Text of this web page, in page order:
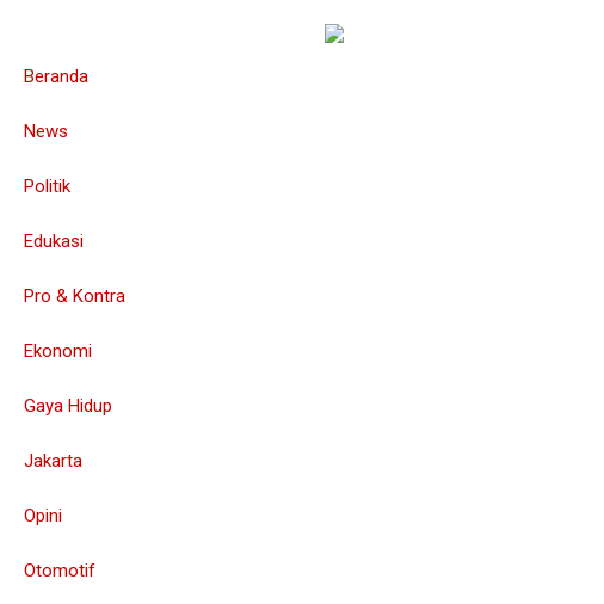
Beranda
News
Politik
Edukasi
Pro & Kontra
Ekonomi
Gaya Hidup
Jakarta
Opini
Otomotif